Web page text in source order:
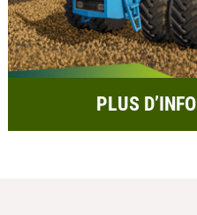
PLUS D’INFO